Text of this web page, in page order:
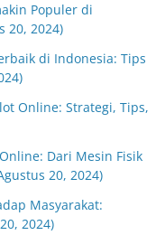
Populer di
20, 2024)
di Indonesia: Tips
Online: Strategi, Tips,
Dari Mesin Fisik
20, 2024)
Masyarakat:
2024)